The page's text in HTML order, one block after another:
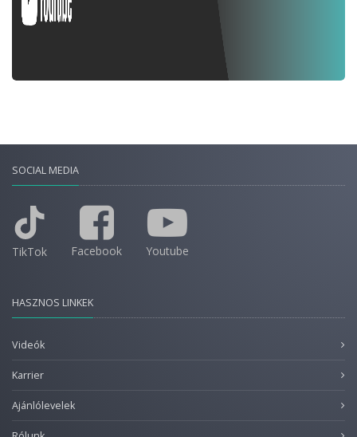
SOCIAL MEDIA
TikTok Facebook Youtube
HASZNOS LINKEK
Videók
Karrier
Ajánlólevelek